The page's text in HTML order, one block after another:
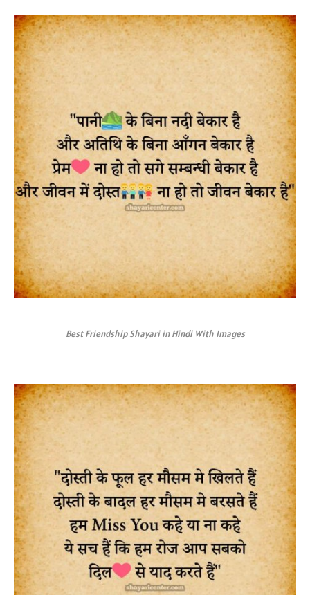
Best Friendship Shayari in Hindi With Images